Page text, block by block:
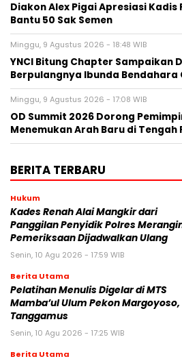
Diakon Alex Pigai Apresiasi
Bantu 50 Sak Semen
Minggu, 9 Agustus 2026 - 18:48 WIB
YNCI Bitung Chapter Sampaikan
Berpulangnya Ibunda Bendahara
Minggu, 9 Agustus 2026 - 17:08 WIB
OD Summit 2026 Dorong
Menemukan Arah Baru di Tengah
BERITA TERBARU
Hukum
Kades Renah Alai Mangkir dari
Panggilan Penyidik Polres
Pemeriksaan Dijadwalkan Ulang
Senin, 10 Agu 2026 - 17:59 WIB
Berita Utama
Pelatihan Menulis Digelar di MTS
Mamba’ul Ulum Pekon Margoyoso,
Tanggamus
Senin, 10 Agu 2026 - 17:25 WIB
Berita Utama